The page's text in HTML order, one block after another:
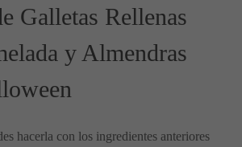
Galletas Rellenas
y Almendras
hacerla con los ingredientes anteriores